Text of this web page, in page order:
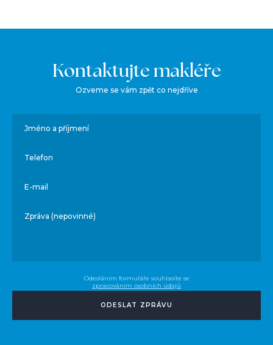
Kontaktujte makléře
Ozveme se vám zpět co nejdříve
Jméno a příjmení
Telefon
E-mail
Zpráva (nepovinné)
Odesláním formuláře souhlasíte se
zpracováním osobních údajů
ODESLAT ZPRÁVU